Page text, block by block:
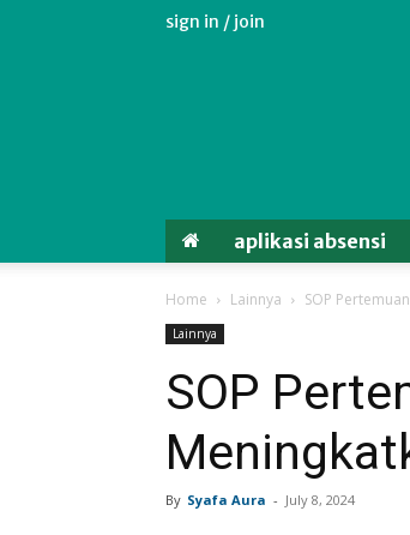
sign in / join
aplikasi absensi
Home Lainnya SOP
Lainnya
SOP
By Syafa Aura - July 8, 2024